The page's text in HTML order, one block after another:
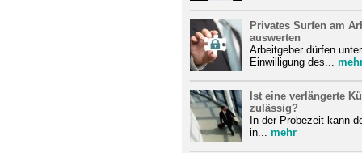
Privates Surfen am
auswerten
Arbeitgeber dürfen
Einwilligung des...
Ist eine verlängerte
zulässig?
In der Probezeit kann
in... mehr